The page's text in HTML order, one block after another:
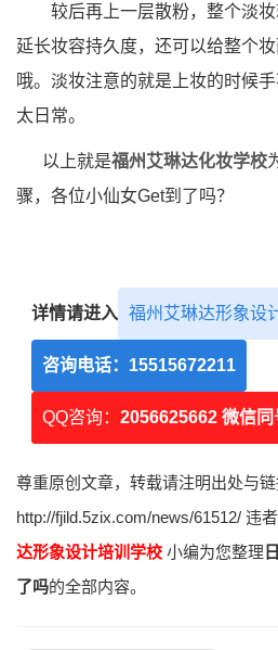
较后再上一层散粉，整个淡妆
延长妆容持久度，还可以给整个
哦。淡妆注意的就是上妆的时候
太日常。
以上就是福州艾琳达化妆学校
骤，各位小仙女Get到了吗？
详情请进入 福州艾琳达形象设
咨询电话： 15515672211
QQ咨询： 2056625662 微信同
尊重原创文章，转载请注明出处与链
http://fjild.5zix.com/news/61512/ 违
达形象设计培训学校 小编为您整理
了吗的全部内容。